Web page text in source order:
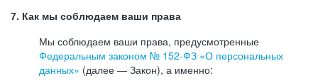
7. Как мы соблюдаем ваши права
Мы соблюдаем ваши права, предусмотренные
Федеральным законом № 152-ФЗ «О персональных
данных» (далее — Закон), а именно: